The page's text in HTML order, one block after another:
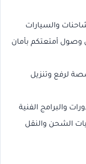
والسيارات
وصول أمتعتكم بأمان
لرفع وتنزيل
والبرامج الفنية
الشحن والنقل